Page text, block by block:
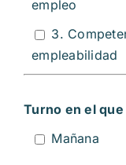
empleo
3.
empleabilidad
Turno en el
Mañana